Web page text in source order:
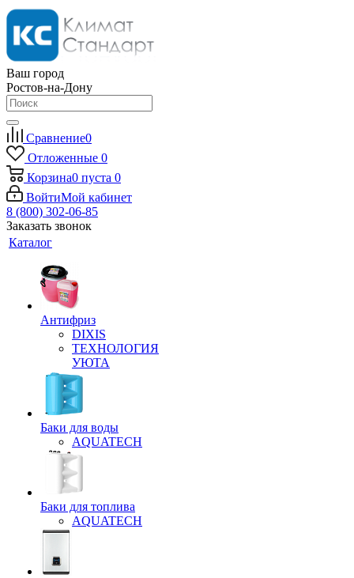
Ваш город
Ростов-на-Дону
Сравнение0
Отложенные 0
Корзина0 пуста 0
ВойтиМой кабинет
8 (800) 302-06-85
Заказать звонок
Каталог
Антифриз
DIXIS
ТЕХНОЛОГИЯ
УЮТА
Баки для воды
AQUATECH
Баки для топлива
AQUATECH